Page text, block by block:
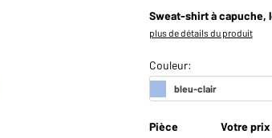
Sweat-shirt à capuche,
plus de détails du produit
Pièce Votre